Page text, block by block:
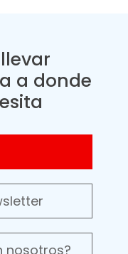
a donde
nosotros?